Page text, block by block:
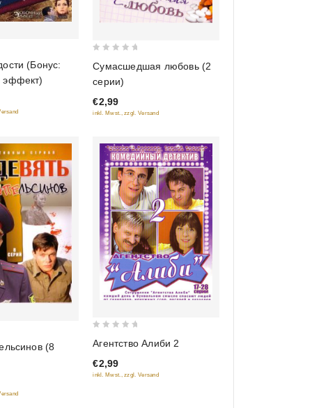
(Бонус:
эффект)
out
of
5
Сумасшедшая любовь (2
серии)
€2,99
inkl. Mwst., zzgl. Versand
(8
of
5
Агентство Алиби 2
€2,99
inkl. Mwst., zzgl. Versand